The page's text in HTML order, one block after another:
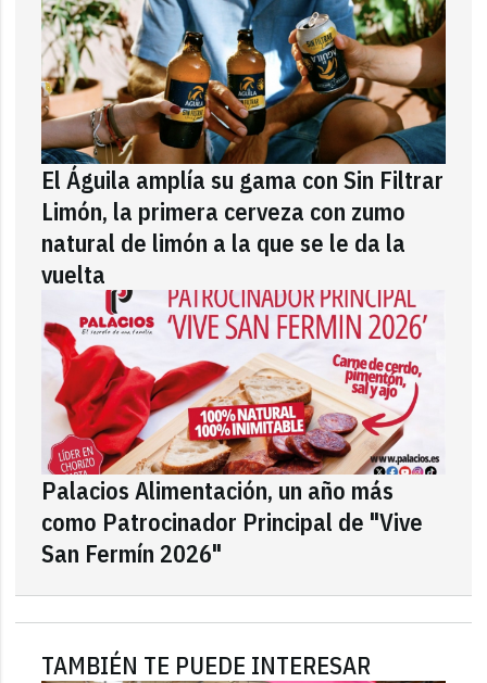
El Águila amplía su gama con Sin Filtrar
Limón, la primera cerveza con zumo
natural de limón a la que se le da la
vuelta
Palacios Alimentación, un año más
como Patrocinador Principal de "Vive
San Fermín 2026"
TAMBIÉN TE PUEDE INTERESAR